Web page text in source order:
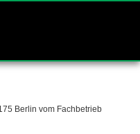
Berlin vom Fachbetrieb